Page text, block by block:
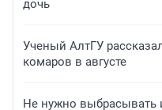
дочь
Ученый АлтГУ
комаров в августе
Не нужно выбрасывать